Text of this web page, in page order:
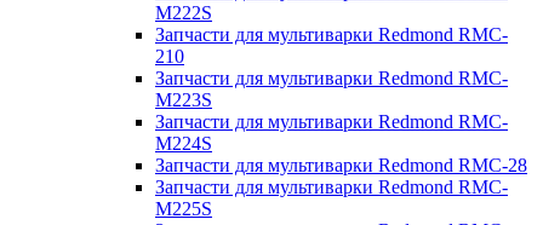
M222S
Запчасти для мультиварки Redmond RMC-
210
Запчасти для мультиварки Redmond RMC-
M223S
Запчасти для мультиварки Redmond RMC-
M224S
Запчасти для мультиварки Redmond RMC-28
Запчасти для мультиварки Redmond RMC-
M225S